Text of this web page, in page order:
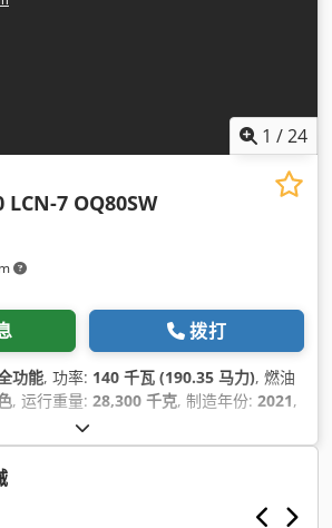
1 /24
LCN-7 OQ80SW
拨打
功能, 功率: 140 千瓦 (190.35 马力), 燃油
, 运行重量: 28,300 千克, 制造年份: 2021,
倒车摄像头, 可调臂杆, 快换装置, 集中